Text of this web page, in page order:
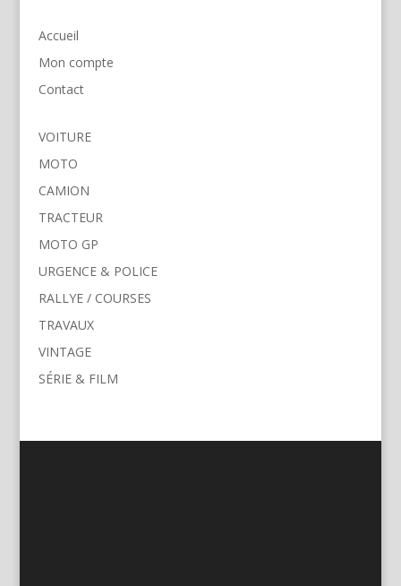
Accueil
Mon compte
Contact
VOITURE
MOTO
CAMION
TRACTEUR
MOTO GP
URGENCE & POLICE
RALLYE / COURSES
TRAVAUX
VINTAGE
SÉRIE & FILM